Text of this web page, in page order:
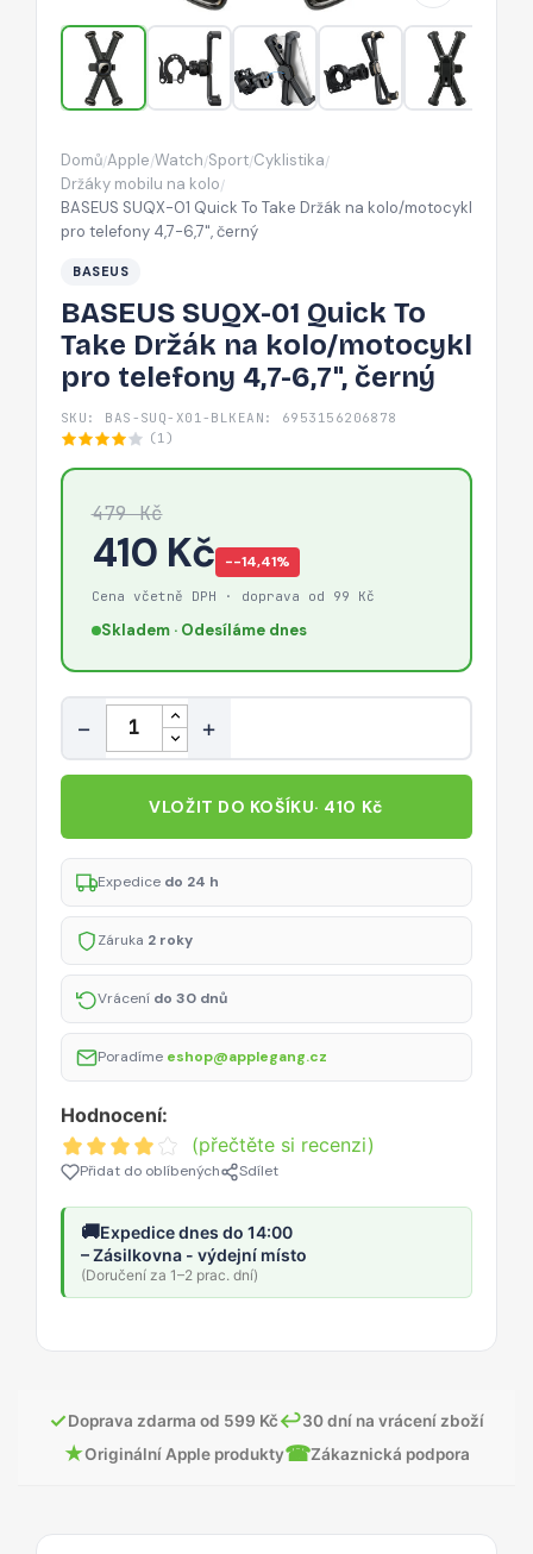
Držák
na
kolo/motocykl
pro
4,7-
6,7",
Domů/Apple/Watch/Sport/Cyklistika/
Držáky mobilu na kolo/
BASEUS SUQX-01 Quick To Take Držák na kolo/motocykl
pro telefony 4,7-6,7", černý
BASEUS
BASEUS SUQX-01 Quick To
Take Držák na kolo/motocykl
pro telefony 4,7-6,7", černý
SKU: BAS-SUQ-X01-BLK EAN: 6953156206878
(1)
479 Kč
410 Kč −-14,41%
Cena včetně DPH · doprava od 99 Kč
Skladem · Odesíláme dnes
Množství
− +
VLOŽIT DO KOŠÍKU· 410 Kč
Expedice do 24 h
Záruka 2 roky
Vrácení do 30 dnů
Poradíme eshop@applegang.cz
Hodnocení:
(přečtěte si recenzi)
Přidat do oblíbených Sdílet
🚚Expedice dnes do 14:00
– Zásilkovna - výdejní místo
(Doručení za 1–2 prac. dní)
✓Doprava zdarma od 599 Kč↩30 dní na vrácení zboží
★Originální Apple produkty☎Zákaznická podpora